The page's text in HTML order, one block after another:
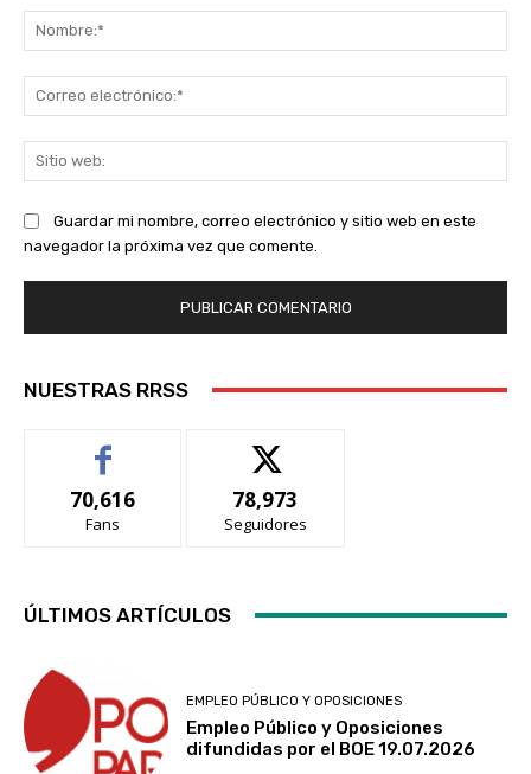
Guardar mi nombre, correo electrónico y sitio web en este
navegador la próxima vez que comente.
NUESTRAS RRSS
70,616
Fans
78,973
Seguidores
ÚLTIMOS ARTÍCULOS
EMPLEO PÚBLICO Y OPOSICIONES
Empleo Público y Oposiciones
difundidas por el BOE 19.07.2026